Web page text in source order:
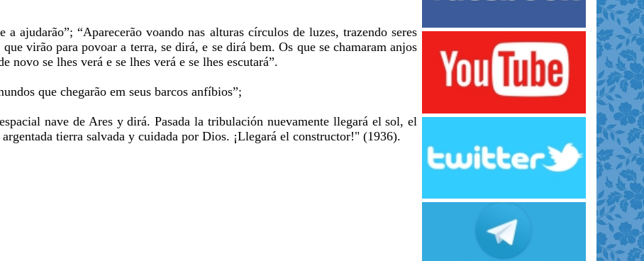
a ajudarão”; “Aparecerão voando nas alturas círculos de luzes, trazendo seres
virão para povoar a terra, se dirá, e se dirá bem. Os que se chamaram anjos
novo se lhes verá e se lhes verá e se lhes escutará”.
que chegarão em seus barcos anfíbios”;
nave de Ares y dirá. Pasada la tribulación nuevamente llegará el sol, el
tierra salvada y cuidada por Dios. ¡Llegará el constructor!" (1936).